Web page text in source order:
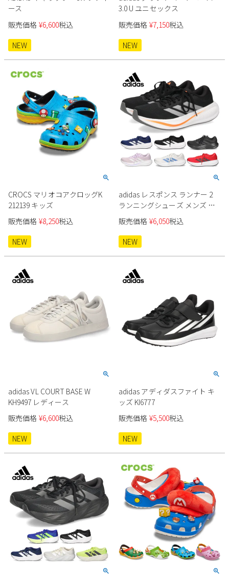
ース
販売価格 ¥6,600税込
NEW
3.0 U ユニセックス
販売価格 ¥7,150税込
NEW
CROCS マリオコアクロッグK
212139 キッズ
販売価格 ¥8,250税込
NEW
adidas レスポンス ランナー 2
ランニングシューズ メンズ レ
ディース
販売価格 ¥6,050税込
NEW
adidas VL COURT BASE W
KH9497 レディース
販売価格 ¥6,600税込
NEW
adidas アディダスファイト キ
ッズ KI6777
販売価格 ¥5,500税込
NEW